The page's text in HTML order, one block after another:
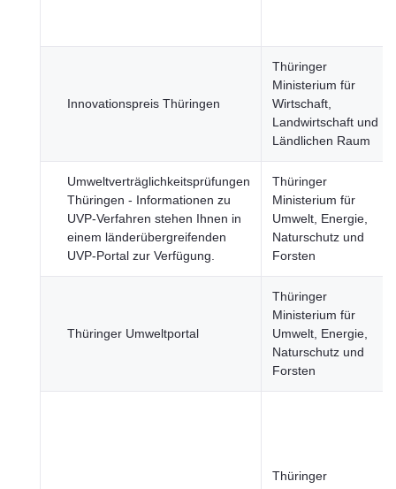
Innovationspreis Thüringen
Thüringer
Ministerium für
Wirtschaft,
Landwirtschaft und
Ländlichen Raum
Umweltverträglichkeitsprüfungen
Thüringen - Informationen zu
UVP-Verfahren stehen Ihnen in
einem länderübergreifenden
UVP-Portal zur Verfügung.
Thüringer
Ministerium für
Umwelt, Energie,
Naturschutz und
Forsten
Thüringer Umweltportal
Thüringer
Ministerium für
Umwelt, Energie,
Naturschutz und
Forsten
Thüringer